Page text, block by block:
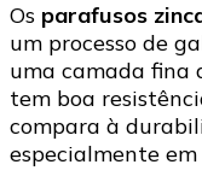
Os parafusos
um processo de
uma camada fina
tem boa
compara à
especialmente